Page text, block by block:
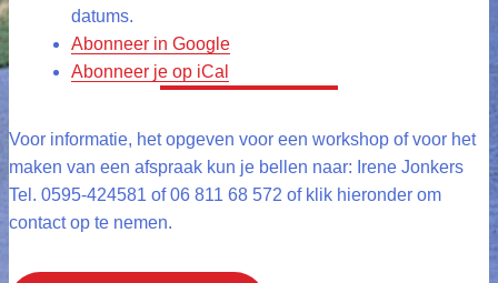
datums.
Abonneer in Google
Abonneer je op iCal
Voor informatie, het opgeven voor een workshop of voor het
maken van een afspraak kun je bellen naar: Irene Jonkers
Tel. 0595-424581 of 06 811 68 572 of klik hieronder om
contact op te nemen.